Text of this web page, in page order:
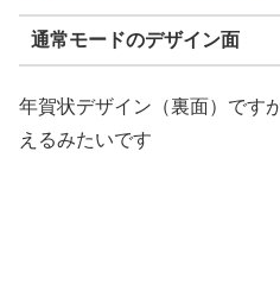
通常モードのデザイン面
年賀状デザイン（裏面）です
えるみたいです